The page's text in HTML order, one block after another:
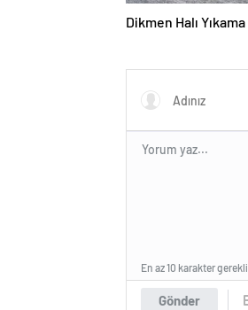
Dikmen Halı Yıkama
Gönder
En az 10 karakter gerekli